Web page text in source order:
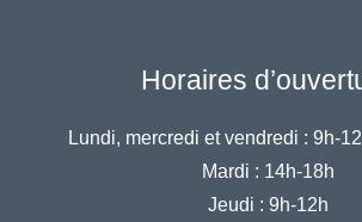
Horaires
Lundi, mercredi et vendredi : 9h-
Mardi : 14h-18h
Jeudi : 9h-12h